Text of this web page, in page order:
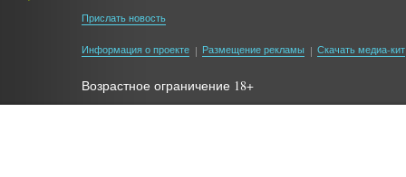
Прислать новость
Информация о проекте Размещение рекламы Скачать медиа-кит
Возрастное ограничение 18+